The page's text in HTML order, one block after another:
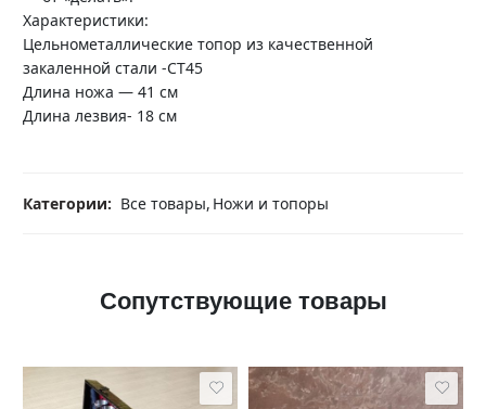
Характеристики:
Цельнометаллические топор из качественной
закаленной стали -СТ45
Длина ножа — 41 см
Длина лезвия- 18 см
Категории: Все товары, Ножи и топоры
Сопутствующие товары